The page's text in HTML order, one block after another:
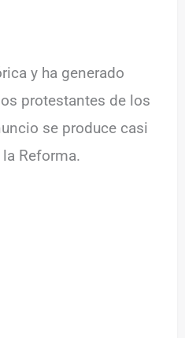
y ha generado
protestantes de los
se produce casi
Reforma.